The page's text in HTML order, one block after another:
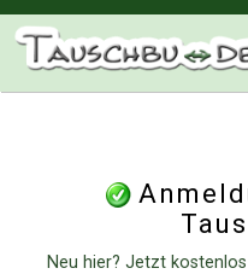
Neu hier? Jetzt